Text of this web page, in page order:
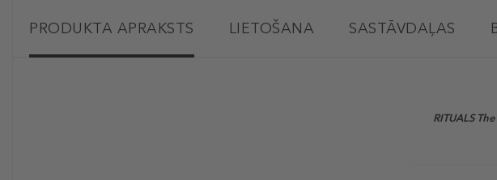
PRODUKTA APRAKSTS LIETOŠANA SASTĀVDAĻAS
RITUALS